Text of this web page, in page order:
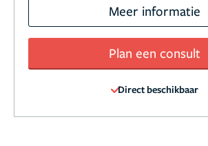
Meer informatie
Plan een consult
Direct beschikbaar